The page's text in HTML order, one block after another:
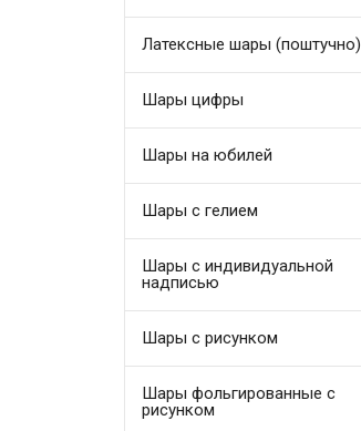
Латексные шары (поштучно)
Шары цифры
Шары на юбилей
Шары с гелием
Шары с индивидуальной
надписью
Шары с рисунком
Шары фольгированные с
рисунком